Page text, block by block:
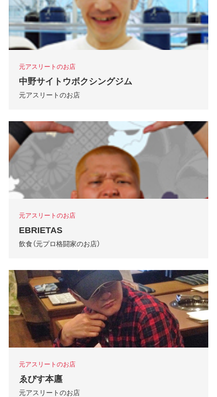
元アスリートのお店
中野サイトウボクシングジム
元アスリートのお店
元アスリートのお店
EBRIETAS
飲食（元プロ格闘家のお店）
元アスリートのお店
ゑびす本廛
元アスリートのお店